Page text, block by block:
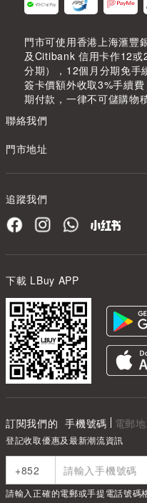
門市可使用香港上海滙豐
及Citibank 信用卡作12或
分期），12個月分期免手
簽卡價額外收取3%手續
期付款，一律不可儲購物積
聯絡我們
門市地址
追蹤我們
下載 LBuy APP
訂閱我們的 手機號碼 電郵
登記收取優惠及最新潮流資訊
請輸入正確的電郵或手提電話號碼